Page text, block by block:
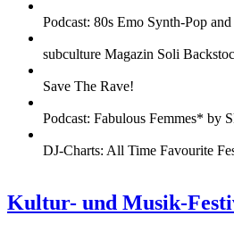
Podcast: 80s Emo Synth-Pop
subculture Magazin Soli
Save The Rave!
Podcast: Fabulous Femmes* by
DJ-Charts: All Time Favourite
Kultur- und Musik-